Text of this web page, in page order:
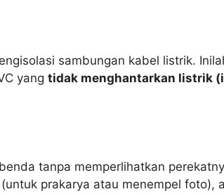
sambungan kabel listrik.
yangtidak menghantarkan listrik
tanpa memperlihatkan
prakarya atau menempel foto),